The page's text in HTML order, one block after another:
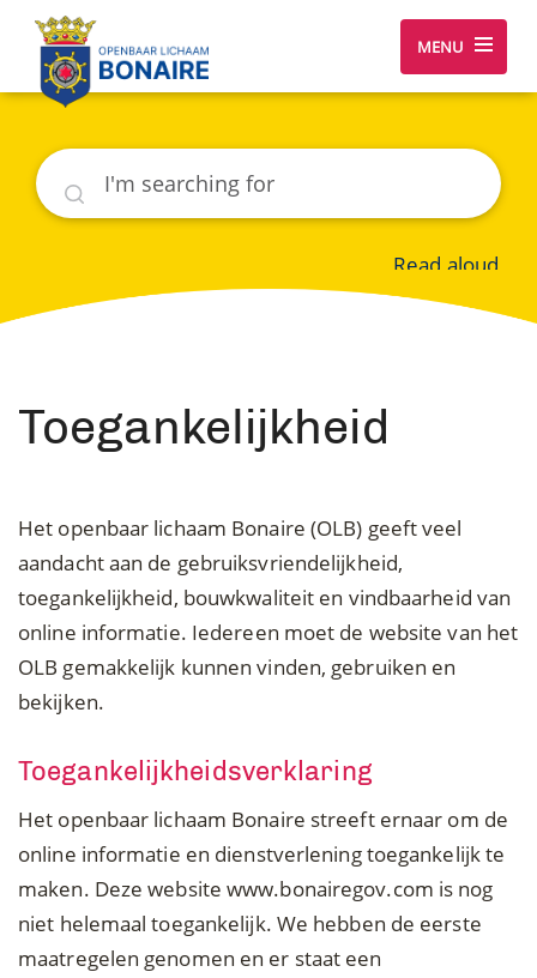
MENU
Search
Read aloud
Toegankelijkheid
Het openbaar lichaam Bonaire (OLB) geeft veel
aandacht aan de gebruiksvriendelijkheid,
toegankelijkheid, bouwkwaliteit en vindbaarheid van
online informatie. Iedereen moet de website van het
OLB gemakkelijk kunnen vinden, gebruiken en
bekijken.
Toegankelijkheidsverklaring
Het openbaar lichaam Bonaire streeft ernaar om de
online informatie en dienstverlening toegankelijk te
maken. Deze website www.bonairegov.com is nog
niet helemaal toegankelijk. We hebben de eerste
maatregelen genomen en er staat een